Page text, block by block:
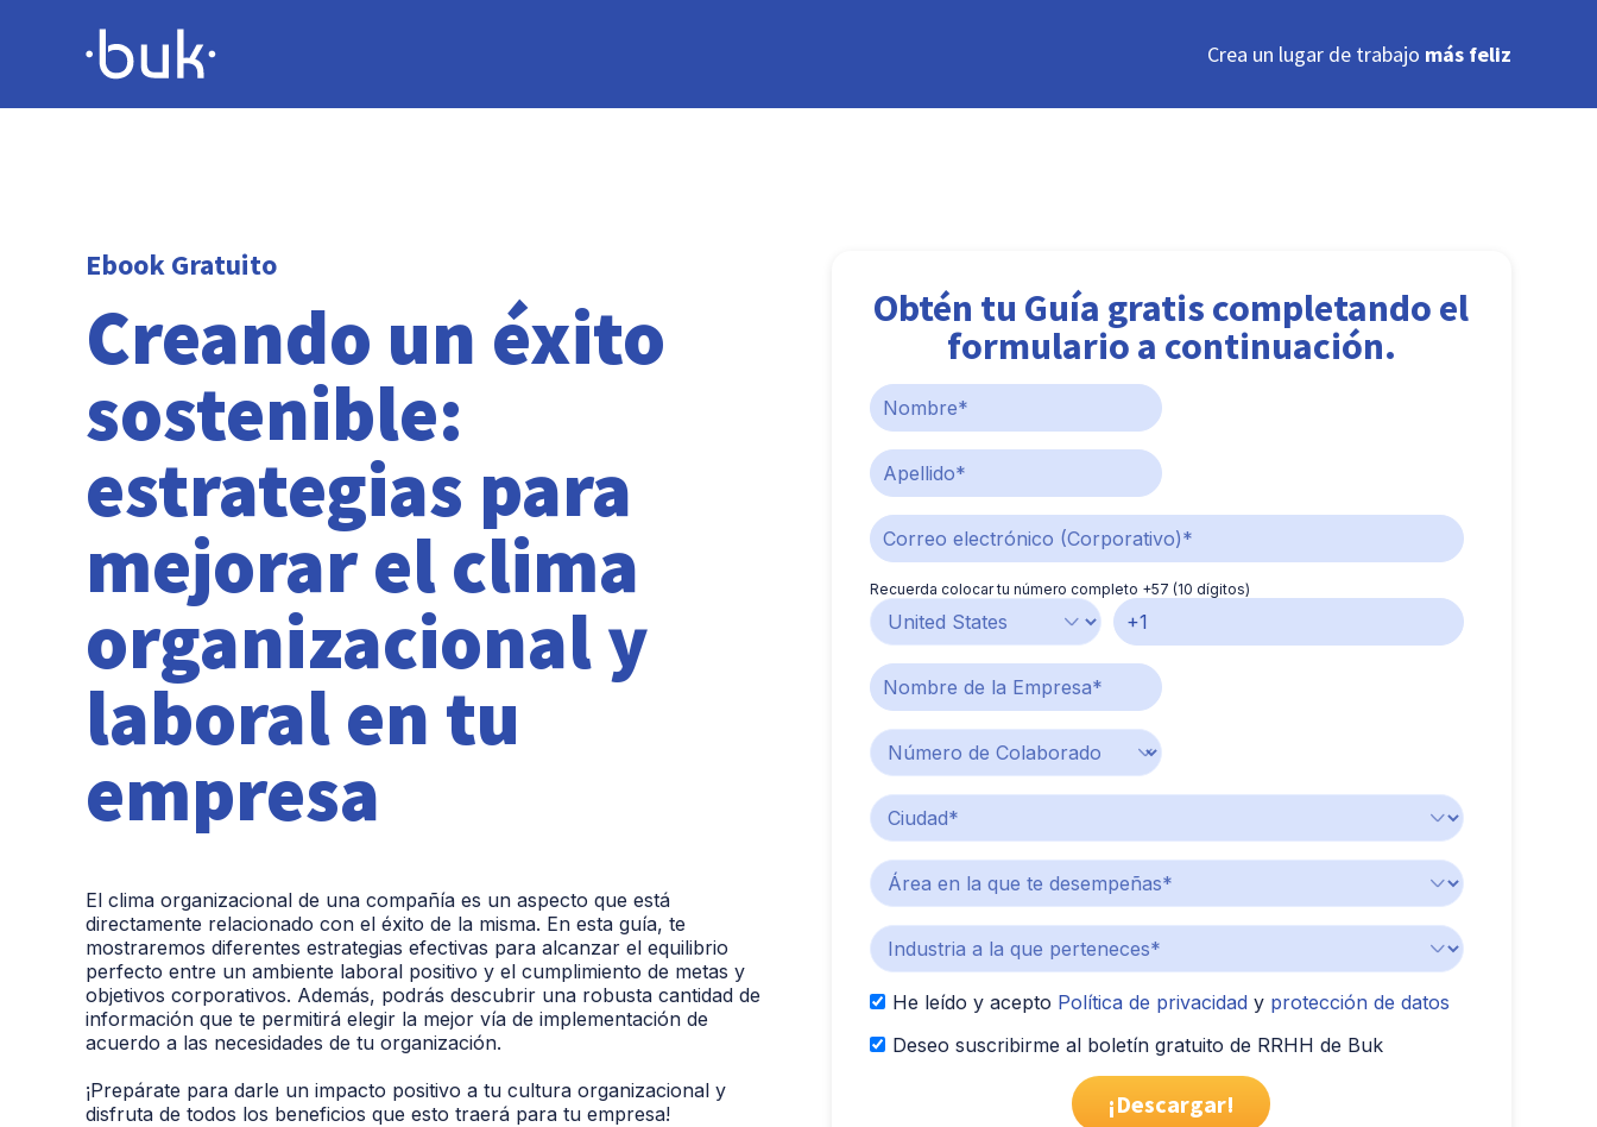
Crea un lugar de trabajo más feliz
Ebook Gratuito
Creando un éxito
sostenible:
estrategias para
mejorar el clima
organizacional y
laboral en tu
empresa
El clima organizacional de una compañía es un aspecto que está
directamente relacionado con el éxito de la misma. En esta guía, te
mostraremos diferentes estrategias efectivas para alcanzar el equilibrio
perfecto entre un ambiente laboral positivo y el cumplimiento de metas y
objetivos corporativos. Además, podrás descubrir una robusta cantidad de
información que te permitirá elegir la mejor vía de implementación de
acuerdo a las necesidades de tu organización.
¡Prepárate para darle un impacto positivo a tu cultura organizacional y
disfruta de todos los beneficios que esto traerá para tu empresa!
Obtén tu Guía gratis completando el
formulario a continuación.
Recuerda colocar tu número completo +57 (10 dígitos)
He leído y acepto Política de privacidad y protección de datos
Deseo suscribirme al boletín gratuito de RRHH de Buk